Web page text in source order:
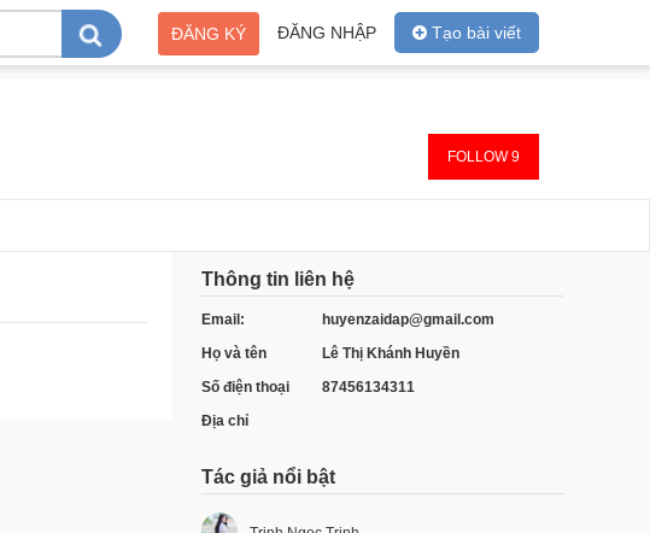
Tạo bài viết
ĐĂNG NHẬP
ĐĂNG KÝ
FOLLOW 9
Thông tin liên hệ
Email:
huyenzaidap@gmail.com
Họ và tên
Lê Thị Khánh Huyền
Số điện thoại
87456134311
Địa chỉ
Tác giả nổi bật